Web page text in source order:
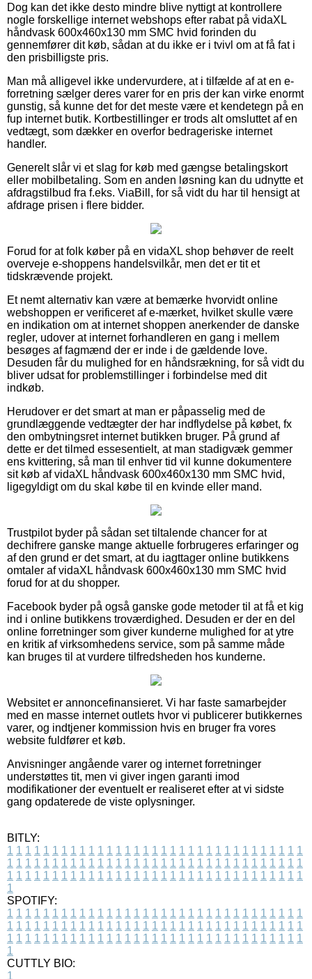
Dog kan det ikke desto mindre blive nyttigt at kontrollere
nogle forskellige internet webshops efter rabat på vidaXL
håndvask 600x460x130 mm SMC hvid forinden du
gennemfører dit køb, sådan at du ikke er i tvivl om at få fat i
den prisbilligste pris.
Man må alligevel ikke undervurdere, at i tilfælde af at en e-
forretning sælger deres varer for en pris der kan virke enormt
gunstig, så kunne det for det meste være et kendetegn på en
fup internet butik. Kortbestillinger er trods alt omsluttet af en
vedtægt, som dækker en overfor bedrageriske internet
handler.
Generelt slår vi et slag for køb med gængse betalingskort
eller mobilbetaling. Som en anden løsning kan du udnytte et
afdragstilbud fra f.eks. ViaBill, for så vidt du har til hensigt at
afdrage prisen i flere bidder.
Forud for at folk køber på en vidaXL shop behøver de reelt
overveje e-shoppens handelsvilkår, men det er tit et
tidskrævende projekt.
Et nemt alternativ kan være at bemærke hvorvidt online
webshoppen er verificeret af e-mærket, hvilket skulle være
en indikation om at internet shoppen anerkender de danske
regler, udover at internet forhandleren en gang i mellem
besøges af fagmænd der er inde i de gældende love.
Desuden får du mulighed for en håndsrækning, for så vidt du
bliver udsat for problemstillinger i forbindelse med dit
indkøb.
Herudover er det smart at man er påpasselig med de
grundlæggende vedtægter der har indflydelse på købet, fx
den ombytningsret internet butikken bruger. På grund af
dette er det tilmed essesentielt, at man stadigvæk gemmer
ens kvittering, så man til enhver tid vil kunne dokumentere
sit køb af vidaXL håndvask 600x460x130 mm SMC hvid,
ligegyldigt om du skal købe til en kvinde eller mand.
Trustpilot byder på sådan set tiltalende chancer for at
dechifrere ganske mange aktuelle forbrugeres erfaringer og
af den grund er det smart, at du iagttager online butikkens
omtaler af vidaXL håndvask 600x460x130 mm SMC hvid
forud for at du shopper.
Facebook byder på også ganske gode metoder til at få et kig
ind i online butikkens troværdighed. Desuden er der en del
online forretninger som giver kunderne mulighed for at ytre
en kritik af virksomhedens service, som på samme måde
kan bruges til at vurdere tilfredsheden hos kunderne.
Websitet er annoncefinansieret. Vi har faste samarbejder
med en masse internet outlets hvor vi publicerer butikkernes
varer, og indtjener kommission hvis en bruger fra vores
website fuldfører et køb.
Anvisninger angående varer og internet forretninger
understøttes tit, men vi giver ingen garanti imod
modifikationer der eventuelt er realiseret efter at vi sidste
gang opdaterede de viste oplysninger.
BITLY:
1 1 1 1 1 1 1 1 1 1 1 1 1 1 1 1 1 1 1 1 1 1 1 1 1 1 1 1 1 1 1 1 1
1 1 1 1 1 1 1 1 1 1 1 1 1 1 1 1 1 1 1 1 1 1 1 1 1 1 1 1 1 1 1 1 1
1 1 1 1 1 1 1 1 1 1 1 1 1 1 1 1 1 1 1 1 1 1 1 1 1 1 1 1 1 1 1 1 1
1
SPOTIFY:
1 1 1 1 1 1 1 1 1 1 1 1 1 1 1 1 1 1 1 1 1 1 1 1 1 1 1 1 1 1 1 1 1
1 1 1 1 1 1 1 1 1 1 1 1 1 1 1 1 1 1 1 1 1 1 1 1 1 1 1 1 1 1 1 1 1
1 1 1 1 1 1 1 1 1 1 1 1 1 1 1 1 1 1 1 1 1 1 1 1 1 1 1 1 1 1 1 1 1
1
CUTTLY BIO:
1